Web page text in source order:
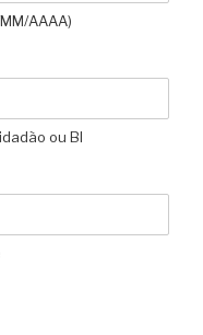
AAAA)
ou BI